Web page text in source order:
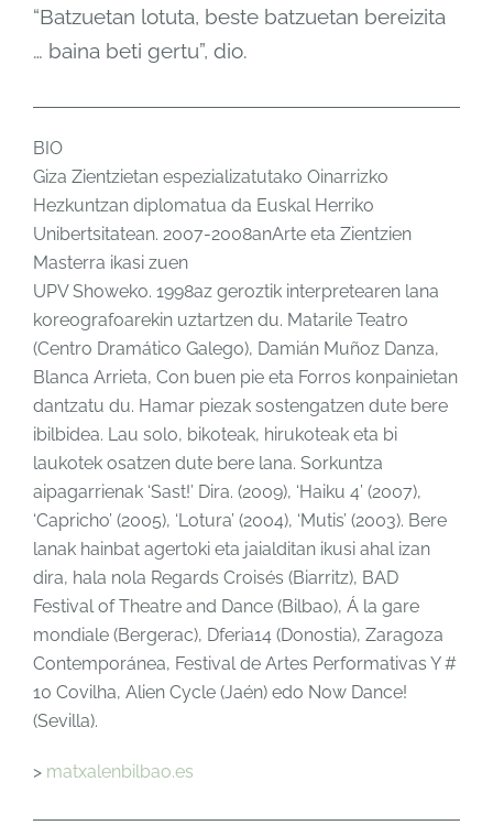
“Batzuetan lotuta, beste batzuetan bereizita
… baina beti gertu”, dio.
BIO
Giza Zientzietan espezializatutako Oinarrizko
Hezkuntzan diplomatua da Euskal Herriko
Unibertsitatean. 2007-2008anArte eta Zientzien
Masterra ikasi zuen
UPV Showeko. 1998az geroztik interpretearen lana
koreografoarekin uztartzen du. Matarile Teatro
(Centro Dramático Galego), Damián Muñoz Danza,
Blanca Arrieta, Con buen pie eta Forros konpainietan
dantzatu du. Hamar piezak sostengatzen dute bere
ibilbidea. Lau solo, bikoteak, hirukoteak eta bi
laukotek osatzen dute bere lana. Sorkuntza
aipagarrienak ‘Sast!’ Dira. (2009), ‘Haiku 4’ (2007),
‘Capricho’ (2005), ‘Lotura’ (2004), ‘Mutis’ (2003). Bere
lanak hainbat agertoki eta jaialditan ikusi ahal izan
dira, hala nola Regards Croisés (Biarritz), BAD
Festival of Theatre and Dance (Bilbao), Á la gare
mondiale (Bergerac), Dferia14 (Donostia), Zaragoza
Contemporánea, Festival de Artes Performativas Y #
10 Covilha, Alien Cycle (Jaén) edo Now Dance!
(Sevilla).
> matxalenbilbao.es